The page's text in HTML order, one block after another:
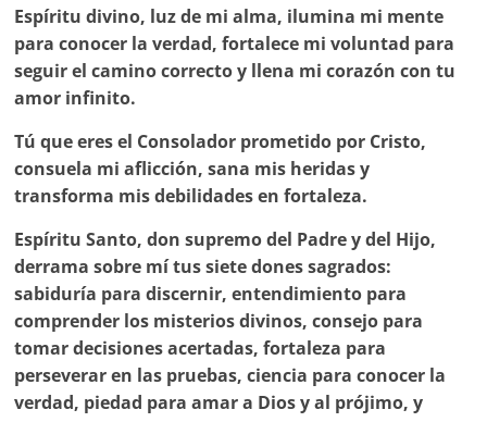
Espíritu divino, luz de mi alma, ilumina mi mente
para conocer la verdad, fortalece mi voluntad para
seguir el camino correcto y llena mi corazón con tu
amor infinito.
Tú que eres el Consolador prometido por Cristo,
consuela mi aflicción, sana mis heridas y
transforma mis debilidades en fortaleza.
Espíritu Santo, don supremo del Padre y del Hijo,
derrama sobre mí tus siete dones sagrados:
sabiduría para discernir, entendimiento para
comprender los misterios divinos, consejo para
tomar decisiones acertadas, fortaleza para
perseverar en las pruebas, ciencia para conocer la
verdad, piedad para amar a Dios y al prójimo, y